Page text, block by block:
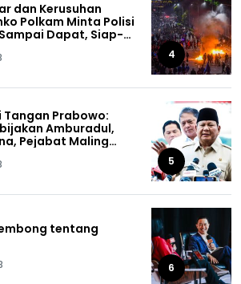
dan Kerusuhan
Polkam Minta Polisi
Dapat, Siap-
4
Tangan Prabowo:
Amburadul,
Pejabat Maling
5
tentang
6